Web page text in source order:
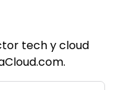
tech y cloud